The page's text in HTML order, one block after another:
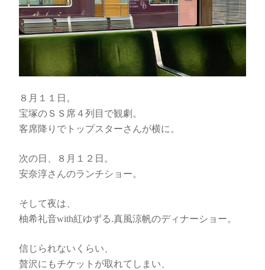
８月１１日。
宝塚のＳＳ席４列目で観劇。
客席降りでトップスターさんが横に。
次の日、８月１２日。
安奈淳さんのランチショー。
そして夜は、
柚希礼音with紅ゆずる.真風涼帆のディナーショー。
信じられないくらい、
贅沢にもチケットが取れてしまい、